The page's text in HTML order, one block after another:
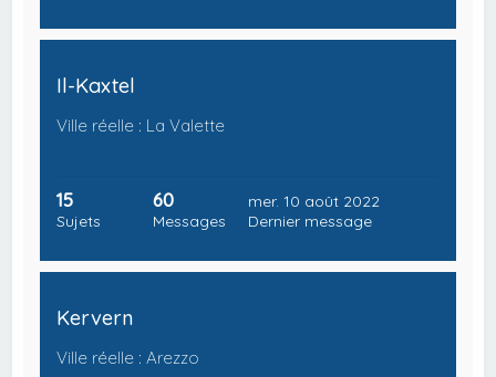
Il-Kaxtel
Ville réelle : La Valette
15
Sujets
60
Messages
mer. 10 août 2022
Dernier message
Kervern
Ville réelle : Arezzo